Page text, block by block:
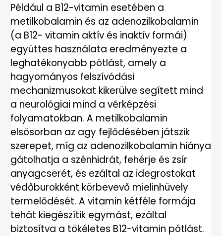
Például a B12-vitamin esetében a
metilkobalamin és az adenozilkobalamin
(a B12- vitamin aktív és inaktív formái)
együttes használata eredményezte a
leghatékonyabb pótlást, amely a
hagyományos felszívódási
mechanizmusokat kikerülve segített mind
a neurológiai mind a vérképzési
folyamatokban. A metilkobalamin
elsősorban az agy fejlődésében játszik
szerepet, míg az adenozilkobalamin hiánya
gátolhatja a szénhidrát, fehérje és zsír
anyagcserét, és ezáltal az idegrostokat
védőburokként körbevevő mielinhüvely
termelődését. A vitamin kétféle formája
tehát kiegészítik egymást, ezáltal
biztosítva a tökéletes B12-vitamin pótlást.